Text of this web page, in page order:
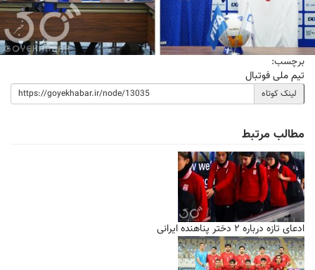
برچسب:
تیم ملی فوتبال
لینک کوتاه
مطالب مرتبط
ادعای تازه درباره ۲ دختر پناهنده ایرانی